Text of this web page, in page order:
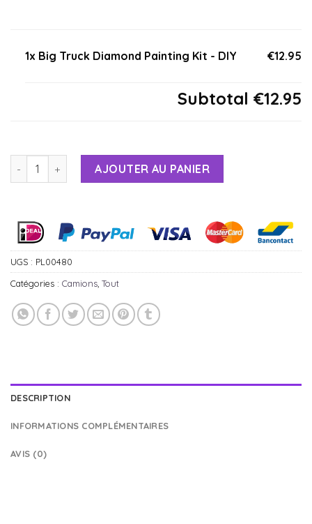
1x Big Truck Diamond Painting Kit - DIY €12.95
Subtotal €12.95
AJOUTER AU PANIER
UGS : PL00480
Catégories : Camions Tout
DESCRIPTION
INFORMATIONS COMPLÉMENTAIRES
AVIS (0)